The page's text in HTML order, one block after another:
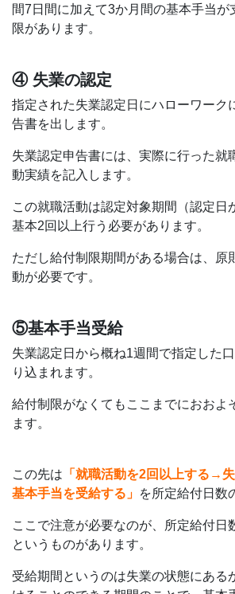
間7日間に加えて3か月間の基本手当が
限があります。
④ 失業の認定
指定された失業認定日にハローワーク
告書を出します。
失業認定申告書には、実際に行った就
動実績を記入します。
この就職活動は認定対象期間（認定日
基本2回以上行う必要があります。
ただし給付制限期間がある場合は、原
動が必要です。
⑤基本手当受給
失業認定日から概ね1週間で指定した
り込まれます。
給付制限がなくてもここまでにおおよ
ます。
この先は 「就職活動を2回以上する→
基本手当を受給する」 を所定給付日数
ここで注意が必要なのが、所定給付日
というものがあります。
受給期間というのは失業の状態にある